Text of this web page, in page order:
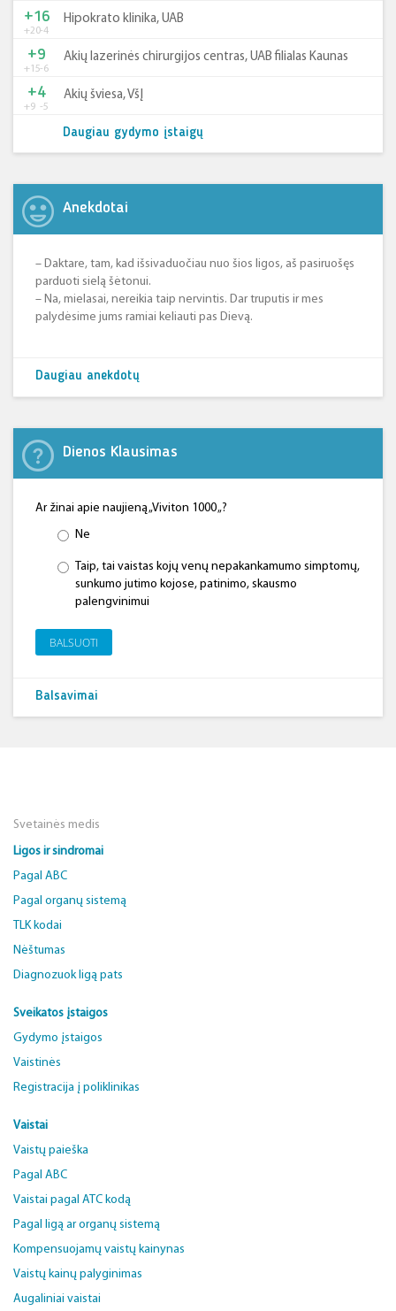
+20-4
+16 Hipokrato klinika, UAB
+15-6
+9 Akių lazerinės chirurgijos centras, UAB filialas Kaunas
+9 -5
+4 Akių šviesa, VšĮ
Daugiau gydymo įstaigų
Anekdotai
– Daktare, tam, kad išsivaduočiau nuo šios ligos, aš pasiruošęs
parduoti sielą šėtonui.
– Na, mielasai, nereikia taip nervintis. Dar truputis ir mes
palydėsime jums ramiai keliauti pas Dievą.
Daugiau anekdotų
Dienos Klausimas
Ar žinai apie naujieną „Viviton 1000 „?
Ne
Taip, tai vaistas kojų venų nepakankamumo simptomų,
sunkumo jutimo kojose, patinimo, skausmo
palengvinimui
BALSUOTI
Balsavimai
Svetainės medis
Ligos ir sindromai
Pagal ABC
Pagal organų sistemą
TLK kodai
Nėštumas
Diagnozuok ligą pats
Sveikatos įstaigos
Gydymo įstaigos
Vaistinės
Registracija į poliklinikas
Vaistai
Vaistų paieška
Pagal ABC
Vaistai pagal ATC kodą
Pagal ligą ar organų sistemą
Kompensuojamų vaistų kainynas
Vaistų kainų palyginimas
Augaliniai vaistai